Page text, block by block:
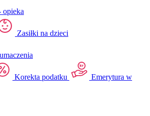
opieka
Zasiłki na dzieci
Korekta podatku
Emerytura w